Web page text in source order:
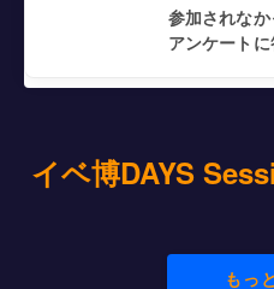
参加されな
アンケート
イベ博DAYS
もっ